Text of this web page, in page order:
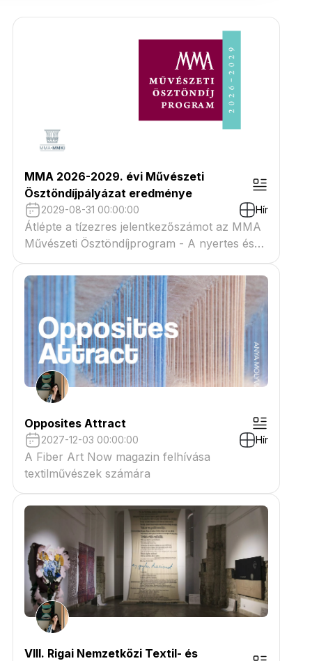
MMA 2026-2029. évi Művészeti
Ösztöndíjpályázat eredménye
2029-08-31 00:00:00 Hír
Átlépte a tízezres jelentkezőszámot az MMA
Művészeti Ösztöndíjprogram - A nyertes és
tartaléklistás pályázók névsora megtekinthető
a csatolmányban
Opposites Attract
2027-12-03 00:00:00 Hír
A Fiber Art Now magazin felhívása
textilművészek számára
VIII. Rigai Nemzetközi Textil- és